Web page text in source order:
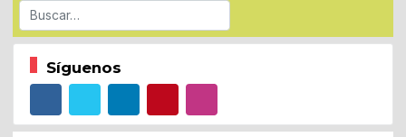
Buscar
Síguenos